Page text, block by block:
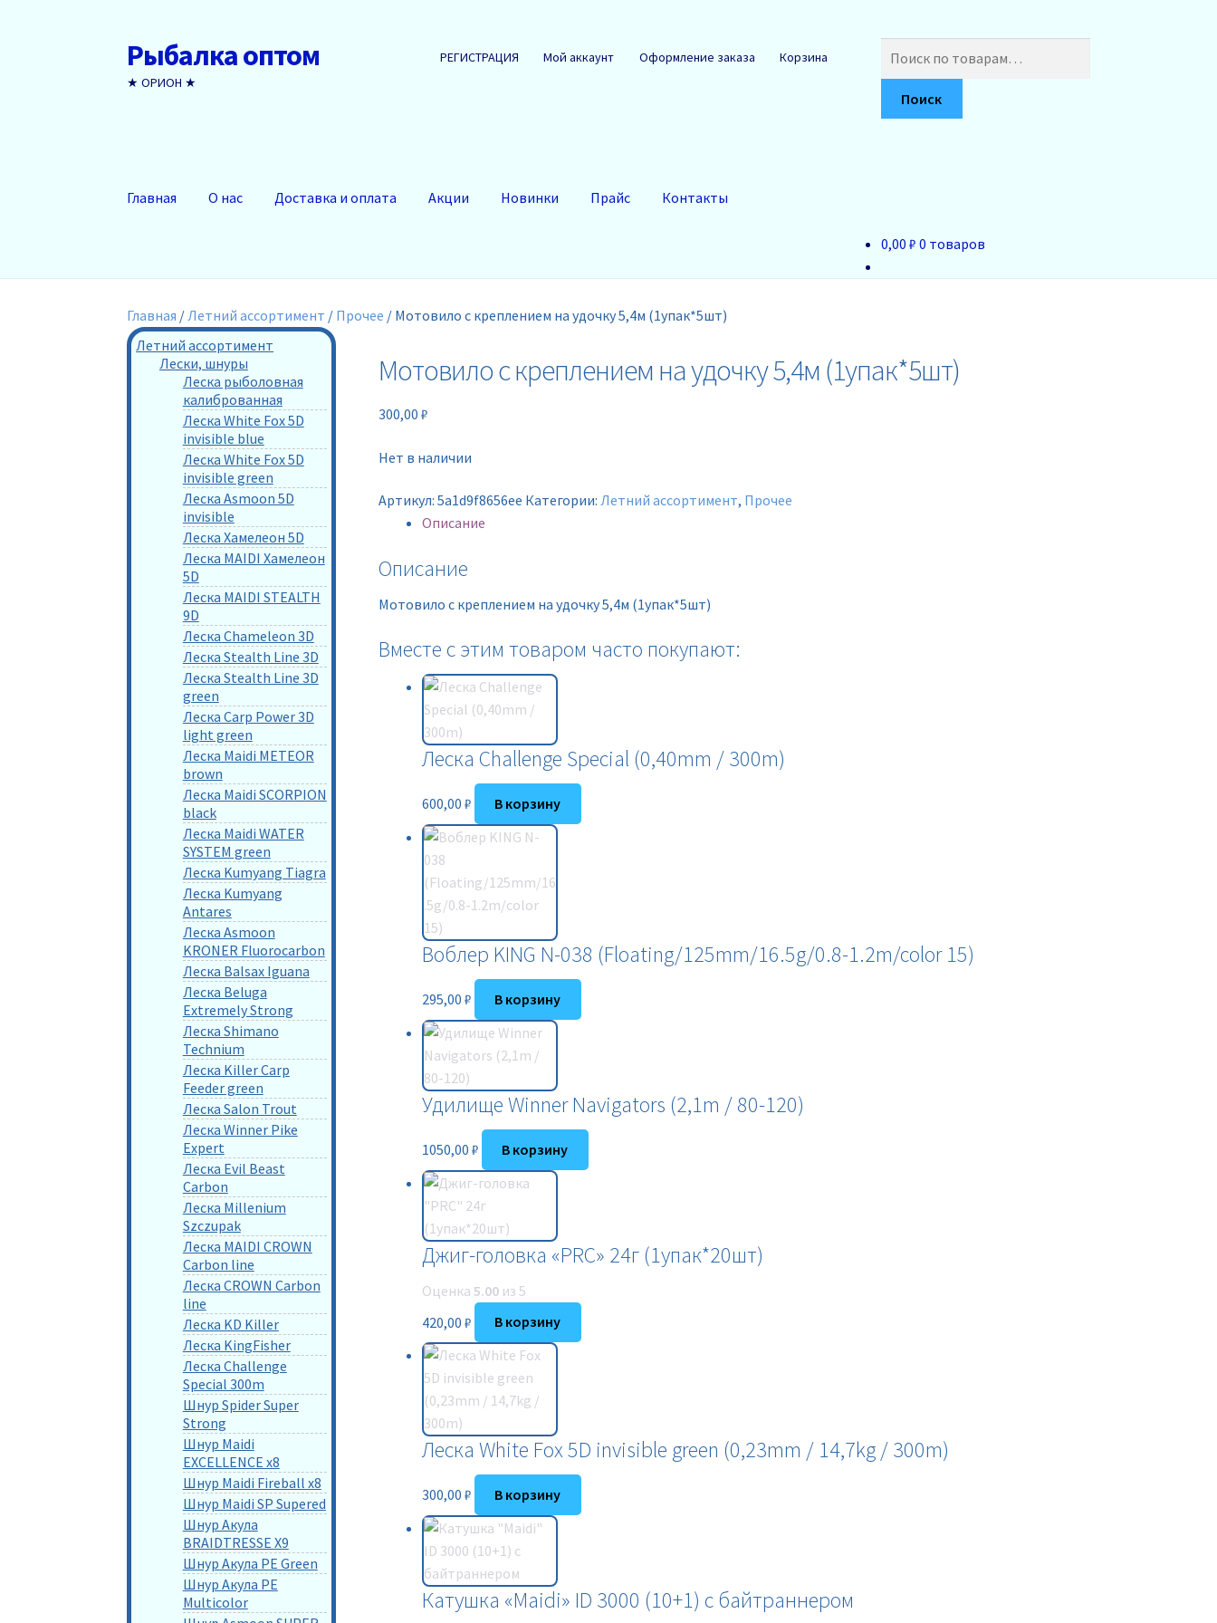
Перейти
к
навигации
Перейти
к
содержимому
Рыбалка оптом
★ ОРИОН ★
РЕГИСТРАЦИЯ Мой аккаунт Оформление заказа Корзина
Поиск
Главная О нас Доставка и оплата Акции Новинки Прайс Контакты
0,00 ₽ 0 товаров
Главная / Летний ассортимент / Прочее / Мотовило с креплением на удочку 5,4м (1упак*5шт)
Мотовило с креплением на удочку 5,4м (1упак*5шт)
300,00 ₽
Нет в наличии
Артикул: 5a1d9f8656ee Категории: Летний ассортимент, Прочее
Описание
Описание
Мотовило с креплением на удочку 5,4м (1упак*5шт)
Вместе с этим товаром часто покупают:
Леска Challenge Special (0,40mm / 300m)
600,00 ₽ В корзину
Воблер KING N-038 (Floating/125mm/16.5g/0.8-1.2m/color 15)
295,00 ₽ В корзину
Удилище Winner Navigators (2,1m / 80-120)
1050,00 ₽ В корзину
Джиг-головка «PRC» 24г (1упак*20шт)
Оценка 5.00из 5
420,00 ₽ В корзину
Леска White Fox 5D invisible green (0,23mm / 14,7kg / 300m)
300,00 ₽ В корзину
Катушка «Maidi» ID 3000 (10+1) с байтраннером
Летний ассортимент
Лески, шнуры
Леска рыболовная
калиброванная
Леска White Fox 5D
invisible blue
Леска White Fox 5D
invisible green
Леска Asmoon 5D
invisible
Леска Хамелеон 5D
Леска MAIDI Хамелеон
5D
Леска MAIDI STEALTH
9D
Леска Chameleon 3D
Леска Stealth Line 3D
Леска Stealth Line 3D
green
Леска Carp Power 3D
light green
Леска Maidi METEOR
brown
Леска Maidi SCORPION
black
Леска Maidi WATER
SYSTEM green
Леска Kumyang Tiagra
Леска Kumyang
Antares
Леска Asmoon
KRONER Fluorocarbon
Леска Balsax Iguana
Леска Beluga
Extremely Strong
Леска Shimano
Technium
Леска Killer Carp
Feeder green
Леска Salon Trout
Леска Winner Pike
Expert
Леска Evil Beast
Carbon
Леска Millenium
Szczupak
Леска MAIDI CROWN
Carbon line
Леска CROWN Carbon
line
Леска KD Killer
Леска KingFisher
Леска Challenge
Special 300m
Шнур Spider Super
Strong
Шнур Maidi
EXCELLENCE x8
Шнур Maidi Fireball x8
Шнур Maidi SP Supered
Шнур Акула
BRAIDTRESSE X9
Шнур Акула PE Green
Шнур Акула PE
Multicolor